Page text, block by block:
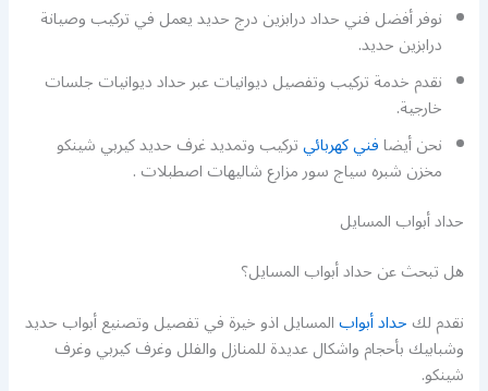
نوفر أفضل فني حداد درابزين درج حديد يعمل في تركيب وصيانة
درابزين حديد.
نقدم خدمة تركيب وتفصيل ديوانيات عبر حداد ديوانيات جلسات
خارجية.
نحن أيضافني كهربائيتركيب وتمديد غرف حديد كيربي شينكو
مخزن شبره سياج سور مزارع شاليهات اصطبلات .
حداد أبواب المسايل
هل تبحث عن حداد أبواب المسايل؟
نقدم لكحداد أبوابالمسايل اذو خيرة في تفصيل وتصنيع أبواب حديد
وشبابيك بأحجام واشكال عديدة للمنازل والفلل وغرف كيربي وغرف
شينكو.